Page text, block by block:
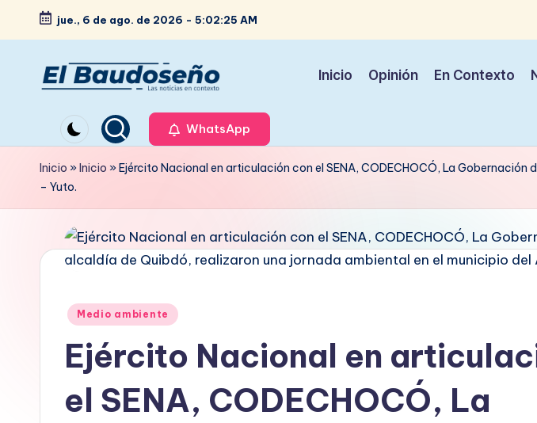
Saltar
contenido
jue., 6 de ago. de 2026 - 5:02:26 AM
e
ri
ó
d
noticias
en
contexto
Inicio Opinión En Contexto
WhatsApp
Inicio »Inicio »Ejército Nacional en articulación con el SENA, CODECHOCÓ, La
– Yuto.
Publicado
Medio ambiente
Ejército Nacional en
el SENA, CODECHOCÓ, La